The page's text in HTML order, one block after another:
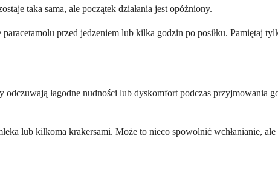
taka sama, ale początek działania jest opóźniony.
przed jedzeniem lub kilka godzin po posiłku. Pamiętaj
łagodne nudności lub dyskomfort podczas przyjmowania
lub kilkoma krakersami. Może to nieco spowolnić wchłanianie,